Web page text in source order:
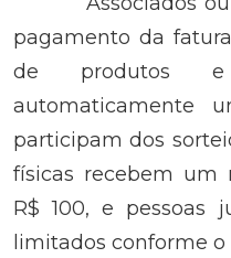
pagamento da
de produtos e
automaticamente
participam dos
físicas recebem um
R$ 100, e pessoas
limitados conforme